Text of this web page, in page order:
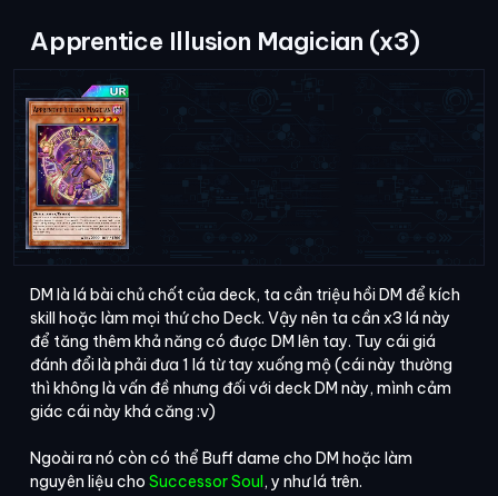
Apprentice Illusion Magician (x3)
DM là lá bài chủ chốt của deck, ta cần triệu hồi DM để kích
skill hoặc làm mọi thứ cho Deck. Vậy nên ta cần x3 lá này
để tăng thêm khả năng có được DM lên tay. Tuy cái giá
đánh đổi là phải đưa 1 lá từ tay xuống mộ (cái này thường
thì không là vấn đề nhưng đối với deck DM này, mình cảm
giác cái này khá căng :v)
Ngoài ra nó còn có thể Buff dame cho DM hoặc làm
nguyên liệu cho Successor Soul, y như lá trên.